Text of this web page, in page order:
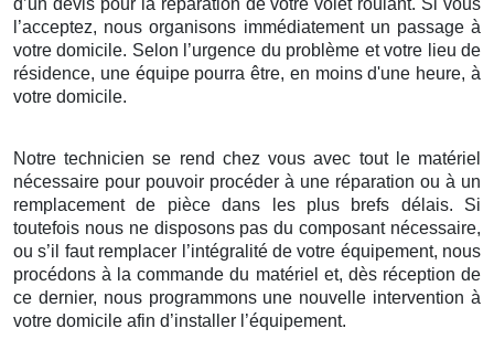
d’un devis pour la réparation de votre volet roulant. Si vous
l’acceptez, nous organisons immédiatement un passage à
votre domicile. Selon l’urgence du problème et votre lieu de
résidence, une équipe pourra être, en moins d'une heure, à
votre domicile.
Notre technicien se rend chez vous avec tout le matériel
nécessaire pour pouvoir procéder à une réparation ou à un
remplacement de pièce dans les plus brefs délais. Si
toutefois nous ne disposons pas du composant nécessaire,
ou s’il faut remplacer l’intégralité de votre équipement, nous
procédons à la commande du matériel et, dès réception de
ce dernier, nous programmons une nouvelle intervention à
votre domicile afin d’installer l’équipement.